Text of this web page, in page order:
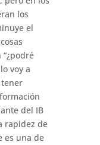
los
el
voy a
tener
del IB
rapidez de
es una de